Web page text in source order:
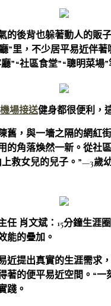
的後背也躲著動人的販
”里，不少居平易近伴
”“社區食堂”“聰明菜場
機場接送健身都很便利，
舊，與一墻之隔的網紅
的角落煥然一新。從社
救女兒的兒子。”—3歲
任 肖文斌： 15分鐘生涯
能的疊加。
近提出真實的生涯需求
的便平易近空間。“一
踐。